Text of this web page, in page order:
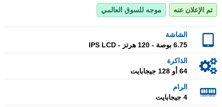
تم الإعلان عنه موجه للسوق العالمي
الشاشة
6.75 بوصة - 120 هرتز - IPS LCD
الذاكرة
64 أو 128 جيجابايت
الرام
4 جيجابايت